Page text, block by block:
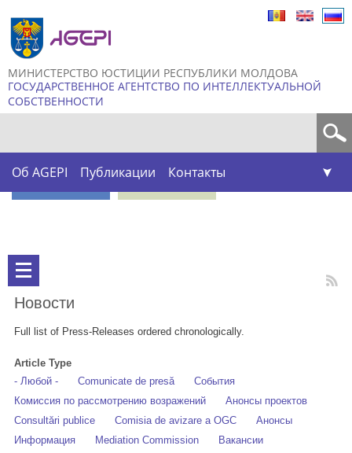
МИНИСТЕРСТВО ЮСТИЦИИ РЕСПУБЛИКИ МОЛДОВА
ГОСУДАРСТВЕННОЕ АГЕНТСТВО ПО ИНТЕЛЛЕКТУАЛЬНОЙ
СОБСТВЕННОСТИ
Об AGEPI Публикации Контакты
Новости
Full list of Press-Releases ordered chronologically.
Article Type
- Любой -
Comunicate de presă
События
Комиссия по рассмотрению возражений
Анонсы проектов
Consultări publice
Comisia de avizare a OGC
Анонсы
Информация
Mediation Commission
Вакансии